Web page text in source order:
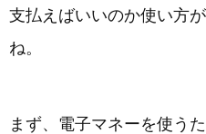
支払えばいいのか使い方
ね。
まず、電子マネーを使う